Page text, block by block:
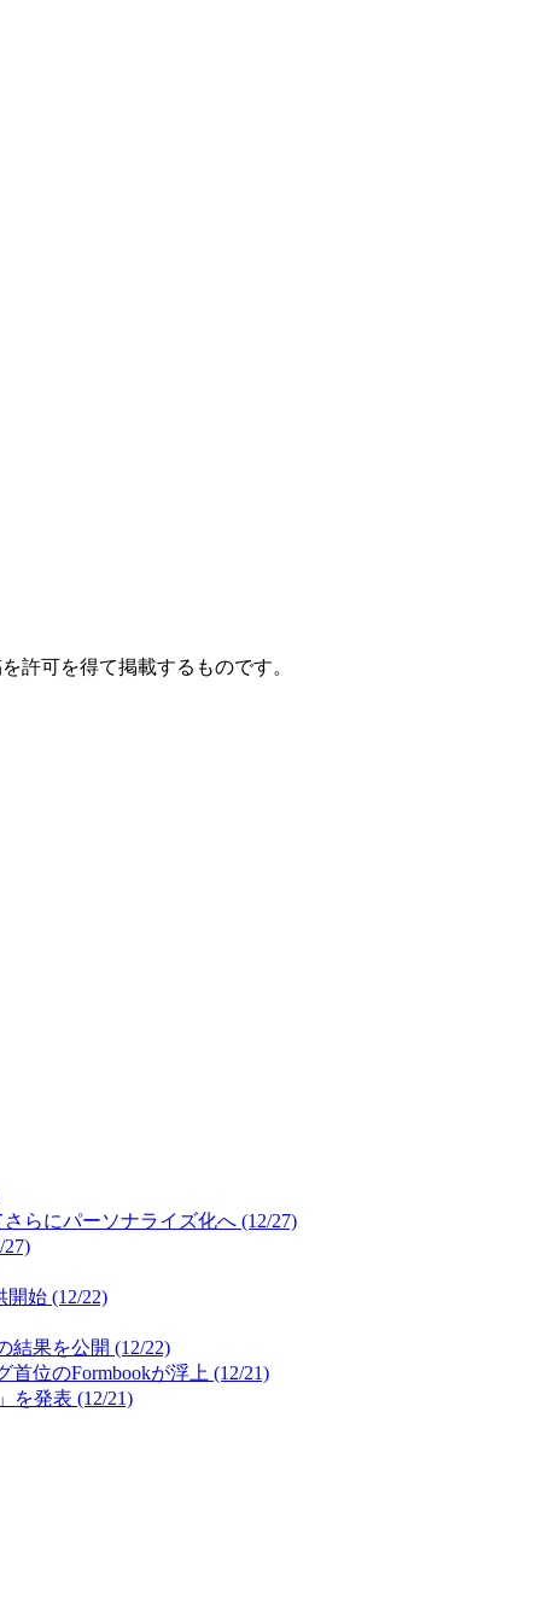
許可を得て掲載するものです。
らにパーソナライズ化へ (12/27)
始 (12/22)
結果を公開 (12/22)
位のFormbookが浮上 (12/21)
を発表 (12/21)